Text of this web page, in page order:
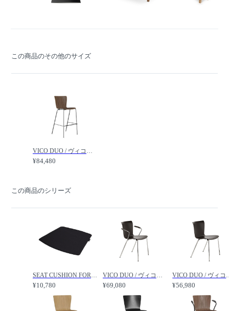
この商品のその他のサイズ
VICO DUO / ヴィコデュオ バースツール VM118 /
¥84,480
この商品のシリーズ
SEAT CUSHION FOR VICO DUO / ヴィコデュオ用シートクッション VM170 /
¥10,780
VICO DUO / ヴィコデュオ アームチェア VM111 /
¥69,080
VICO DUO
¥56,980